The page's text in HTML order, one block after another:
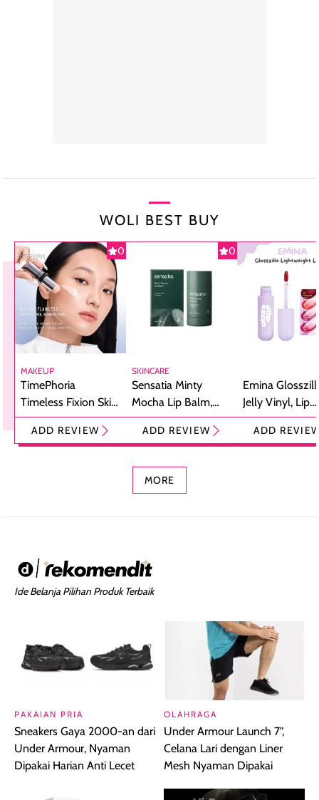
WOLI BEST BUY
0
MAKEUP
TimePhoria
Timeless Fixion Skin
Tint Stick,
Foundation dan
ADD REVIEW
0
SKINCARE
Sensatia Minty
Mocha Lip Balm,
Pelembap Bibir
dengan Aroma
ADD REVIEW
Emina
Jelly Vinyl, Lip
Cream Glossy
Ringan
ADD
MORE
Ide Belanja Pilihan Produk Terbaik
PAKAIAN PRIA
Sneakers Gaya 2000-an dari
Under Armour, Nyaman
Dipakai Harian Anti Lecet
OLAHRAGA
Under Armour Launch 7",
Celana Lari dengan Liner
Mesh Nyaman Dipakai